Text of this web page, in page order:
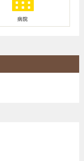
病院